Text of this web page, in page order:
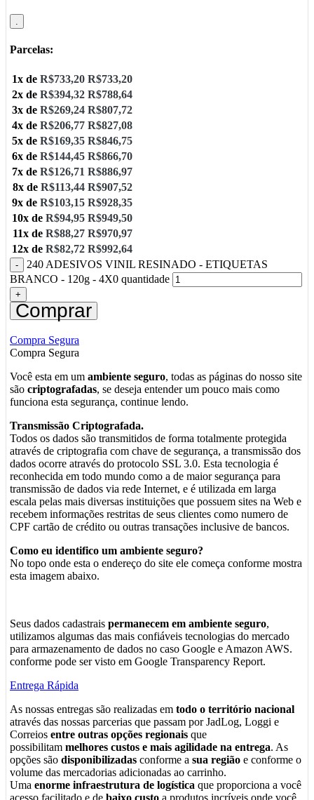
Parcelas:
1x de R$733,20 R$733,20
2x de R$394,32 R$788,64
3x de R$269,24 R$807,72
4x de R$206,77 R$827,08
5x de R$169,35 R$846,75
6x de R$144,45 R$866,70
7x de R$126,71 R$886,97
8x de R$113,44 R$907,52
9x de R$103,15 R$928,35
10x de R$94,95 R$949,50
11x de R$88,27 R$970,97
12x de R$82,72 R$992,64
240 ADESIVOS VINIL RESINADO - ETIQUETAS
BRANCO - 120g - 4X0 quantidade
Comprar
Compra Segura
Compra Segura
Você esta em um ambiente seguro, todas as páginas do nosso site
são criptografadas, se deseja entender um pouco mais como
funciona esta segurança, continue lendo.
Transmissão Criptografada.
Todos os dados são transmitidos de forma totalmente protegida
através de criptografia com chave de segurança, a transmissão dos
dados ocorre através do protocolo SSL 3.0. Esta tecnologia é
reconhecida em todo mundo como a de maior segurança para
transmissão de dados via rede Internet, e é utilizada em larga
escala pelas mais diversas instituições que possuem sites na Web e
recebem informações restritas de seus clientes como numero de
CPF cartão de crédito ou outras transações inclusive de bancos.
Como eu identifico um ambiente seguro?
No topo onde esta o endereço do site ele começa conforme mostra
esta imagem abaixo.
Seus dados cadastrais permanecem em ambiente seguro,
utilizamos algumas das mais confiáveis tecnologias do mercado
para armazenamento de dados no caso Google e Amazon AWS.
conforme pode ser visto em Google Transparency Report.
Entrega Rápida
As nossas entregas são realizadas em todo o território nacional
através das nossas parcerias que passam por JadLog, Loggi e
Correios entre outras opções regionais que
possibilitam melhores custos e mais agilidade na entrega. As
opções são disponibilizadas conforme a sua região e conforme o
volume das mercadorias adicionadas ao carrinho.
Uma enorme infraestrutura de logística que proporciona a você
acesso facilitado e de baixo custo a produtos incríveis onde você